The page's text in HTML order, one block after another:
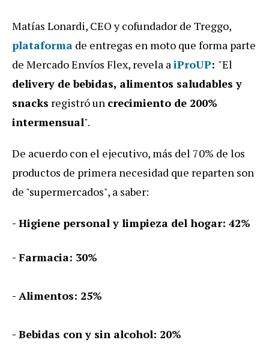
Matías Lonardi, CEO y cofundador de Treggo,
plataforma de entregas en moto que forma parte
de Mercado Envíos Flex, revela aiProUP: "El
delivery de bebidas, alimentos saludables y
snacks registró un crecimiento de 200%
intermensual".
De acuerdo con el ejecutivo, más del 70% de los
productos de primera necesidad que reparten son
de "supermercados", a saber:
- Higiene personal y limpieza del hogar: 42%
- Farmacia: 30%
- Alimentos: 25%
- Bebidas con y sin alcohol: 20%